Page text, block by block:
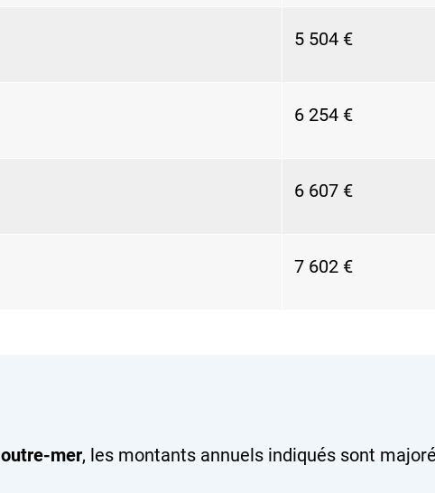
5 504 €
6 254 €
6 607 €
7 602 €
outre-mer, les montants annuels indiqués sont